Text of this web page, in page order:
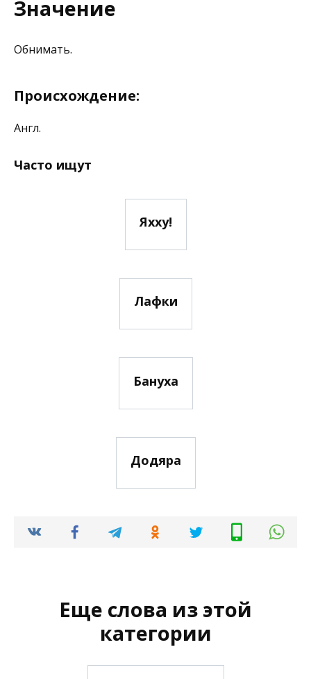
Значение
Обнимать.
Происхождение:
Англ.
Часто ищут
Яхху!
Лафки
Бануха
Додяра
Еще слова из этой
категории